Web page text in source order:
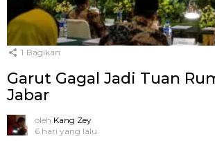
1 Bagikan
Garut Gagal Jadi Tuan
Jabar
oleh Kang Zey
6 hari yang lalu